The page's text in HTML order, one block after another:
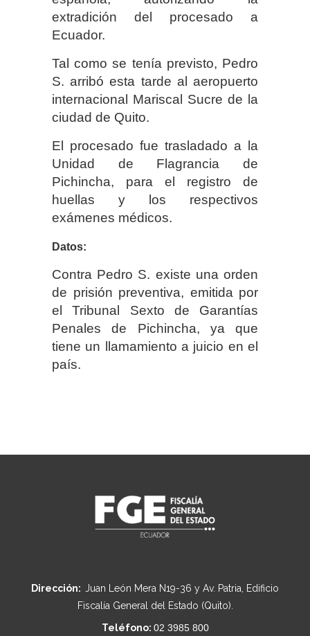
extradición del procesado a
Ecuador.
Tal como se tenía previsto, Pedro
S. arribó esta tarde al aeropuerto
internacional Mariscal Sucre de la
ciudad de Quito.
El procesado fue trasladado a la
Unidad de Flagrancia de
Pichincha, para el registro de
huellas y los respectivos
exámenes médicos.
Datos:
Contra Pedro S. existe una orden
de prisión preventiva, emitida por
el Tribunal Sexto de Garantías
Penales de Pichincha, ya que
tiene un llamamiento a juicio en el
país.
Dirección: Juan León Mera N19-36 y Av. Patria, Edificio
Fiscalía General del Estado (Quito).
Teléfono: 02 3985 800